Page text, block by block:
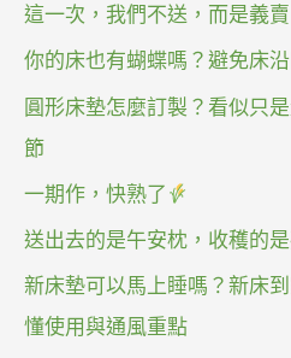
這一次，我們不送，而是義賣
你的床也有蝴蝶嗎？避免床
圓形床墊怎麼訂製？看似只
節
一期作，快熟了
送出去的是午安枕，收穫的
新床墊可以馬上睡嗎？新床
懂使用與通風重點